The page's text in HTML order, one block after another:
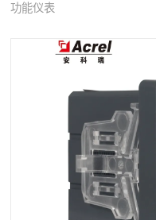
功能仪表